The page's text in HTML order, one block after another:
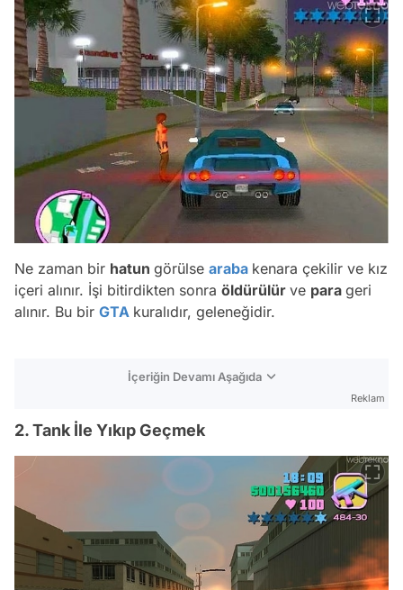
Ne zaman bir hatun görülse araba kenara çekilir ve kız
içeri alınır. İşi bitirdikten sonra öldürülür ve para geri
alınır. Bu bir GTA kuralıdır, geleneğidir.
İçeriğin Devamı Aşağıda
Reklam
2. Tank İle Yıkıp Geçmek